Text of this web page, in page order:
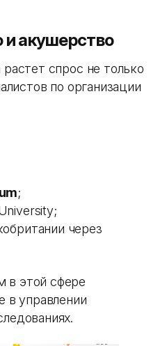
и акушерство
спрос не только
по организации
;
через
в этой сфере
в управлении